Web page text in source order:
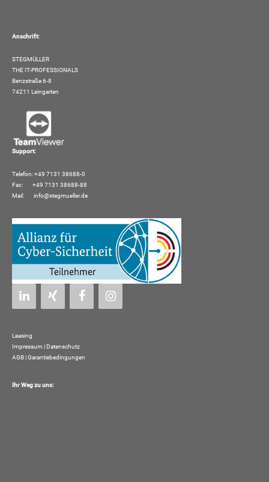
Anschrift:
STEGMÜLLER
THE IT-PROFESSIONALS
Benzstraße 6-8
74211 Leingarten
Support:
Telefon: +49 7131 38688-0
Fax: +49 7131 38688-88
Mail:
info@stegmueller.de
Leasing
Impressum |Datenschutz
AGB | Garantiebedingungen
Ihr Weg zu uns: